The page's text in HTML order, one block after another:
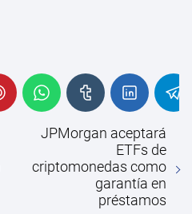
JPMorgan aceptará
ETFs de
criptomonedas como
garantía en
préstamos